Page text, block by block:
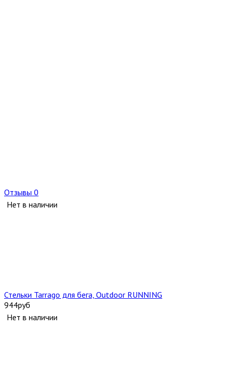
Отзывы 0
Нет в наличии
Стельки Tarrago для бега, Outdoor RUNNING
944руб
Нет в наличии